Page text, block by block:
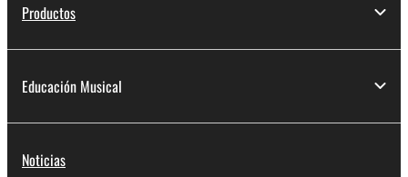
Productos
Educación Musical
Noticias